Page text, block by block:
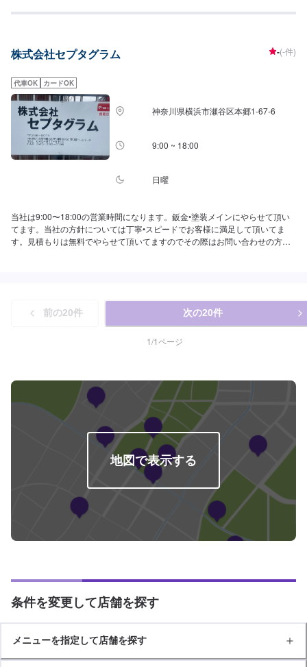
故対応の為の保険代理店業務にも力を入れ、お客様のカーライフを幅広く支
株式会社セプタグラム -(-件)
代車OK カードOK
神奈川県横浜市瀬谷区本郷1-67-6
9:00 ~ 18:00
日曜
当社は9:00〜18:00の営業時間になります。鈑金•塗装メインにやらせて頂い
てます。当社の方針については丁寧•スピードでお客様に満足して頂いてま
す。見積もりは無料でやらせて頂いてますのでその際はお問い合わせの方よ
前の20件 次の20件
1/1ページ
地図で表示する
条件を変更して店舗を探す
メニューを指定して店舗を探す